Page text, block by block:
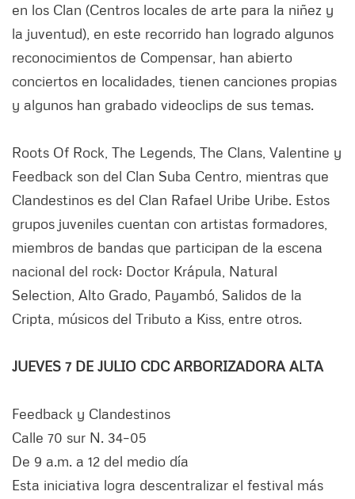
en los Clan (Centros locales de arte para la niñez y
la juventud), en este recorrido han logrado algunos
reconocimientos de Compensar, han abierto
conciertos en localidades, tienen canciones propias
y algunos han grabado videoclips de sus temas.
Roots Of Rock, The Legends, The Clans, Valentine y
Feedback son del Clan Suba Centro, mientras que
Clandestinos es del Clan Rafael Uribe Uribe. Estos
grupos juveniles cuentan con artistas formadores,
miembros de bandas que participan de la escena
nacional del rock: Doctor Krápula, Natural
Selection, Alto Grado, Payambó, Salidos de la
Cripta, músicos del Tributo a Kiss, entre otros.
JUEVES 7 DE JULIO CDC ARBORIZADORA ALTA
Feedback y Clandestinos
Calle 70 sur N. 34–05
De 9 a.m. a 12 del medio día
Esta iniciativa logra descentralizar el festival más